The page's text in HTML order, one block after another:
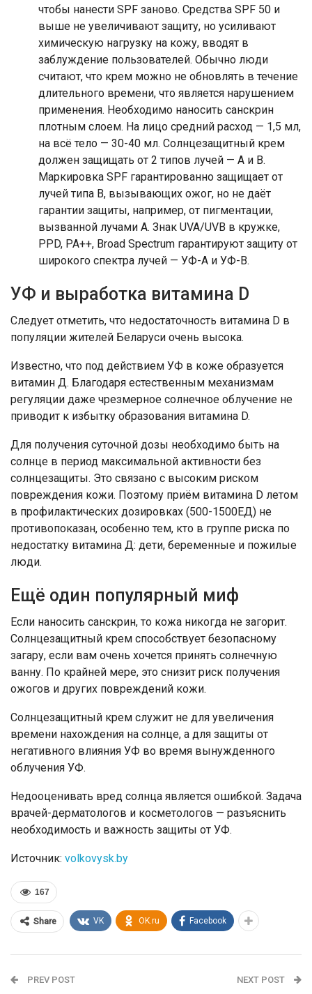
чтобы нанести SPF заново. Средства SPF 50 и
выше не увеличивают защиту, но усиливают
химическую нагрузку на кожу, вводят в
заблуждение пользователей. Обычно люди
считают, что крем можно не обновлять в течение
длительного времени, что является нарушением
применения. Необходимо наносить санскрин
плотным слоем. На лицо средний расход — 1,5 мл,
на всё тело — 30-40 мл. Солнцезащитный крем
должен защищать от 2 типов лучей — А и В.
Маркировка SPF гарантированно защищает от
лучей типа В, вызывающих ожог, но не даёт
гарантии защиты, например, от пигментации,
вызванной лучами А. Знак UVA/UVB в кружке,
PPD, РА++, Broad Spectrum гарантируют защиту от
широкого спектра лучей — УФ-А и УФ-В.
УФ и выработка витамина D
Следует отметить, что недостаточность витамина D в
популяции жителей Беларуси очень высока.
Известно, что под действием УФ в коже образуется
витамин Д. Благодаря естественным механизмам
регуляции даже чрезмерное солнечное облучение не
приводит к избытку образования витамина D.
Для получения суточной дозы необходимо быть на
солнце в период максимальной активности без
солнцезащиты. Это связано с высоким риском
повреждения кожи. Поэтому приём витамина D летом
в профилактических дозировках (500-1500ЕД) не
противопоказан, особенно тем, кто в группе риска по
недостатку витамина Д: дети, беременные и пожилые
люди.
Ещё один популярный миф
Если наносить санскрин, то кожа никогда не загорит.
Солнцезащитный крем способствует безопасному
загару, если вам очень хочется принять солнечную
ванну. По крайней мере, это снизит риск получения
ожогов и других повреждений кожи.
Солнцезащитный крем служит не для увеличения
времени нахождения на солнце, а для защиты от
негативного влияния УФ во время вынужденного
облучения УФ.
Недооценивать вред солнца является ошибкой. Задача
врачей-дерматологов и косметологов — разъяснить
необходимость и важность защиты от УФ.
Источник: volkovysk.by
167
Share VK OK.ru Facebook
PREV POST NEXT POST